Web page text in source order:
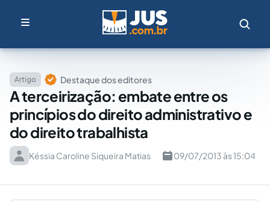
Artigo Destaque dos editores
A terceirização: embate entre os
princípios do direito administrativo e
do direito trabalhista
Késsia Caroline Siqueira Matias 09/07/2013 às 15:04